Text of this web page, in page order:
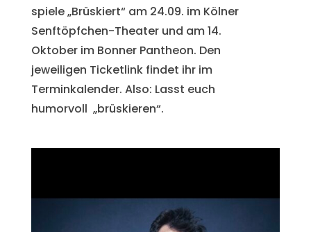
spiele „Brüskiert“ am 24.09. im Kölner
Senftöpfchen-Theater und am 14.
Oktober im Bonner Pantheon. Den
jeweiligen Ticketlink findet ihr im
Terminkalender. Also: Lasst euch
humorvoll „brüskieren“.